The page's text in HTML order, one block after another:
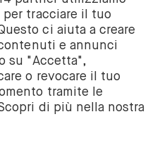
è autorizzata a operare
i Mercati Finanziari (AFM)
vigente.
d’investimento e
le decisioni
o ricercando una
comporta